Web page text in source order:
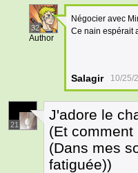
32
Author
Négocier avec
Ce nain espérait
Salagir 10/25/
21
J'adore le
(Et
(Dans mes
fatiguée))